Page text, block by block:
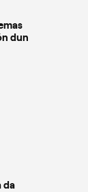
dun
da